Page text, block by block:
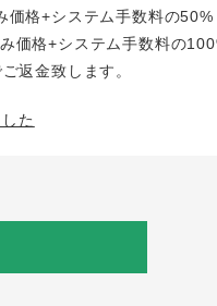
価格+システム手数料の50%
価格+システム手数料の
返金致します。
た